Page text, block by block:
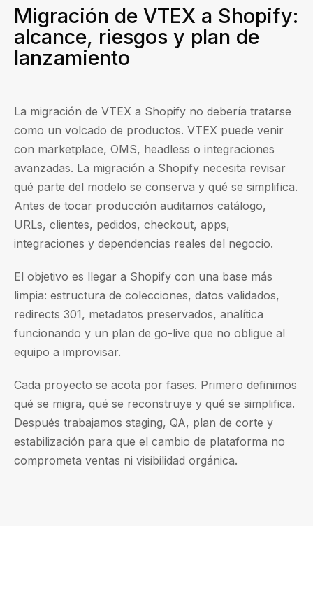
Migración de VTEX a Shopify:
alcance, riesgos y plan de
lanzamiento
La migración de VTEX a Shopify no debería tratarse
como un volcado de productos. VTEX puede venir
con marketplace, OMS, headless o integraciones
avanzadas. La migración a Shopify necesita revisar
qué parte del modelo se conserva y qué se simplifica.
Antes de tocar producción auditamos catálogo,
URLs, clientes, pedidos, checkout, apps,
integraciones y dependencias reales del negocio.
El objetivo es llegar a Shopify con una base más
limpia: estructura de colecciones, datos validados,
redirects 301, metadatos preservados, analítica
funcionando y un plan de go-live que no obligue al
equipo a improvisar.
Cada proyecto se acota por fases. Primero definimos
qué se migra, qué se reconstruye y qué se simplifica.
Después trabajamos staging, QA, plan de corte y
estabilización para que el cambio de plataforma no
comprometa ventas ni visibilidad orgánica.